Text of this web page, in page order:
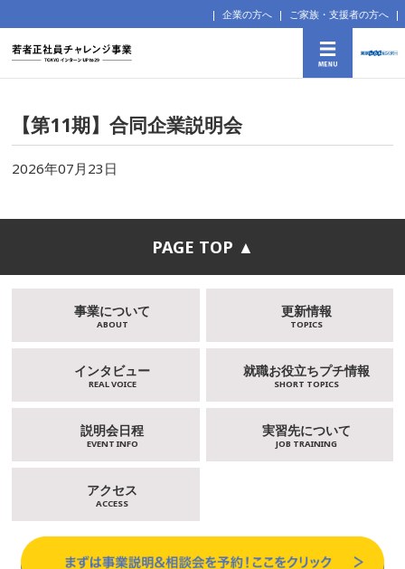
企業の方へ ご家族・支援者の方へ
【第11期】合同企業説明会
2026年07月23日
PAGE TOP ▲
事業について
ABOUT
更新情報
TOPICS
インタビュー
REAL VOICE
就職お役立ちプチ情報
SHORT TOPICS
説明会日程
EVENT INFO
実習先について
JOB TRAINING
アクセス
ACCESS